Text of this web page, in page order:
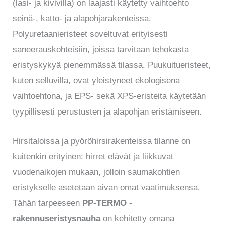
(lasi- ja kivivilla) on laajasti käytetty vaihtoehto
seinä-, katto- ja alapohjarakenteissa.
Polyuretaanieristeet soveltuvat erityisesti
saneerauskohteisiin, joissa tarvitaan tehokasta
eristyskykyä pienemmässä tilassa. Puukuitueristeet,
kuten selluvilla, ovat yleistyneet ekologisena
vaihtoehtona, ja EPS- sekä XPS-eristeita käytetään
tyypillisesti perustusten ja alapohjan eristämiseen.
Hirsitaloissa ja pyöröhirsirakenteissa tilanne on
kuitenkin erityinen: hirret elävät ja liikkuvat
vuodenaikojen mukaan, jolloin saumakohtien
eristykselle asetetaan aivan omat vaatimuksensa.
Tähän tarpeeseen PP-TERMO -
rakennuseristysnauhaon kehitetty omana